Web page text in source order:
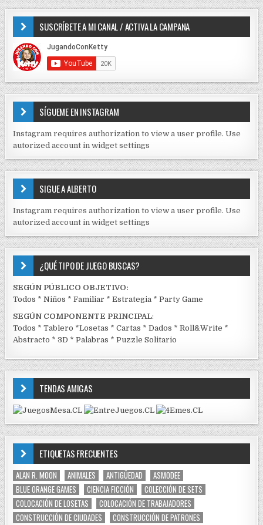
e
n
r
a
d
:
D
E
C
N
T
I
D
S
E
J
C
K
SUSCRÍBETE A MI CANAL / ACTIVA LA CAMPANA
SÍGUEME EN INSTAGRAM
Instagram requires authorization to view a user profile. Use
autorized account in widget settings
SIGUE A ALBERTO
Instagram requires authorization to view a user profile. Use
autorized account in widget settings
¿QUÉ TIPO DE JUEGO BUSCAS?
SEGÚN PÚBLICO OBJETIVO:
Todos *Niños *Familiar *Estrategia *Party Game
SEGÚN COMPONENTE PRINCIPAL:
Todos *Tablero *Losetas *Cartas *Dados *Roll&Write *
Abstracto *3D *Palabras *Puzzle Solitario
TENDAS AMIGAS
ETIQUETAS FRECUENTES
ALAN R. MOON ANIMALES ANTIGÜEDAD
ASMODEE
BLUE ORANGE GAMES
CIENCIA FICCIÓN
COLECCIÓN DE SETS
COLOCACIÓN DE LOSETAS
COLOCACIÓN DE TRABAJADORES
CONSTRUCCIÓN DE CIUDADES
CONSTRUCCIÓN DE PATRONES